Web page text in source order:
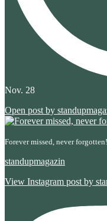
Nov. 28
Open post by
Forever missed, never
standupmagazin
View Instagram post by